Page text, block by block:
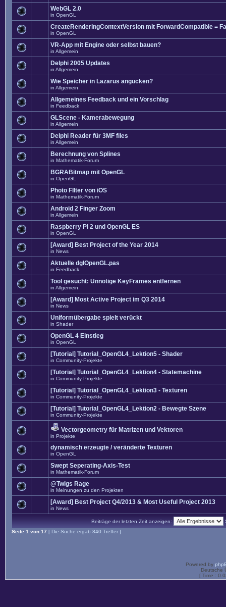
WebGL 2.0
in OpenGL
CreateRenderingContextVersion mit ForwardCompatible =
in OpenGL
VR-App mit Engine oder selbst bauen?
in Allgemein
Delphi 2005 Updates
in Allgemein
Wie Speicher in Lazarus angucken?
in Allgemein
Allgemeines Feedback und ein Vorschlag
in Feedback
GLScene - Kamerabewegung
in Allgemein
Delphi Reader für 3MF files
in Allgemein
Berechnung von Splines
in Mathematik-Forum
BGRABitmap mit OpenGL
in OpenGL
Photo FIlter von iOS
in Mathematik-Forum
Android 2 Finger Zoom
in Allgemein
Raspberry PI 2 und OpenGL ES
in OpenGL
[Award] Best Project of the Year 2014
in News
Aktuelle dglOpenGL.pas
in Feedback
Tool gesucht: Unnötige KeyFrames entfernen
in Allgemein
[Award] Most Active Project im Q3 2014
in News
Uniformübergabe spielt verückt
in Shader
OpenGL 4 Einstieg
in OpenGL
[Tutorial] Tutorial_OpenGL4_Lektion5 - Shader
in Community-Projekte
[Tutorial] Tutorial_OpenGL4_Lektion4 - Statemachine
in Community-Projekte
[Tutorial] Tutorial_OpenGL4_Lektion3 - Texturen
in Community-Projekte
[Tutorial] Tutorial_OpenGL4_Lektion2 - Bewegte Szene
in Community-Projekte
Vectorgeometry für Matrizen und Vektoren
in Projekte
dynamisch erzeugte / veränderte Texturen
in OpenGL
Swept Seperating-Axis-Test
in Mathematik-Forum
@Twigs Rage
in Meinungen zu den Projekten
[Award] Best Project Q4/2013 & Most Useful Project 2013
in News
Beiträge der letzten Zeit anzeigen:
Seite 1 von 17 [ Die Suche ergab 840 Treffer ]
Powered by
Deutsche
[ Time :